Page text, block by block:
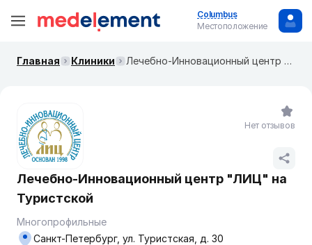
Columbus
Местоположение
Главная Клиники Лечебно-Инновационный центр "ЛИЦ" на Туристской
Лечебно-Инновационный центр "ЛИЦ" на
Туристской
Многопрофильные
Санкт-Петербург, ул. Туристская, д. 30
Нет отзывов